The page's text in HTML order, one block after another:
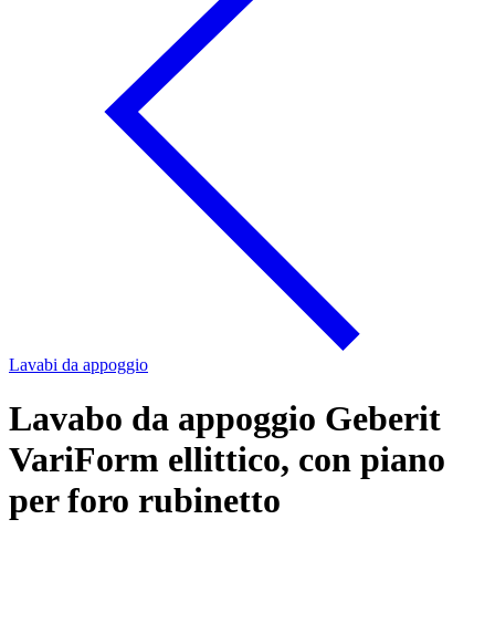
Lavabi da appoggio
Lavabo da appoggio Geberit
VariForm ellittico, con piano
per foro rubinetto